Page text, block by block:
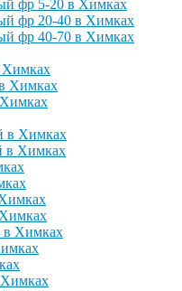
фр 5-20 в Химках
фр 20-40 в Химках
фр 40-70 в Химках
Химках
Химках
в Химках
в Химках
в Химках
Химках